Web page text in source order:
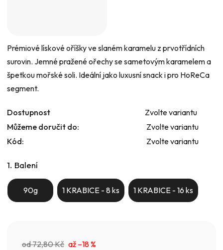
Prémiové lískové oříšky ve slaném karamelu z prvotřídních
surovin. Jemné pražené ořechy se sametovým karamelem a
špetkou mořské soli. Ideální jako luxusní snack i pro HoReCa
segment.
Dostupnost
Zvolte variantu
Můžeme doručit do:
Zvolte variantu
Kód:
Zvolte variantu
1. Balení
90g 1 KRABICE - 8 ks 1 KRABICE - 16 ks
od 72,80 Kč až –18 %